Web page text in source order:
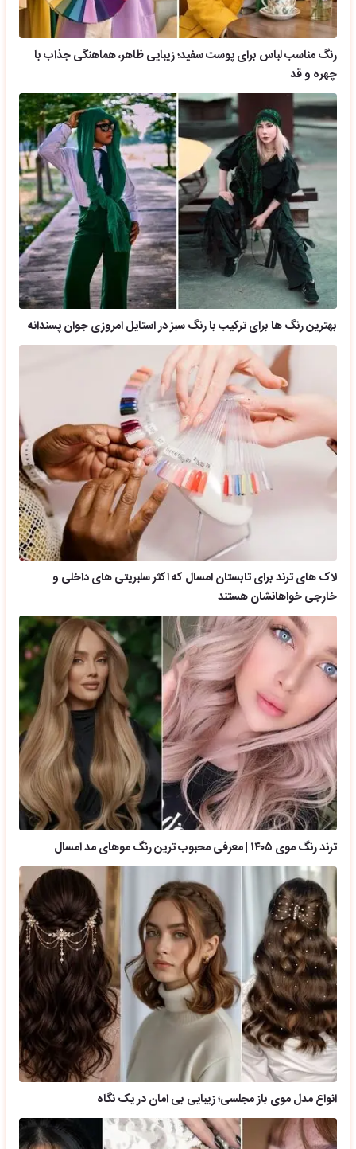
رنگ مناسب لباس برای پوست سفید؛ زیبایی ظاهر، هماهنگی جذاب با
چهره و قد
بهترین رنگ ها برای ترکیب با رنگ سبز در استایل امروزی جوان پسندانه
لاک های ترند برای تابستان امسال که اکثر سلبریتی های داخلی و
خارجی خواهانشان هستند
ترند رنگ موی ۱۴۰۵ | معرفی محبوب ترین رنگ موهای مد امسال
انواع مدل موی باز مجلسی؛ زیبایی بی امان در یک نگاه